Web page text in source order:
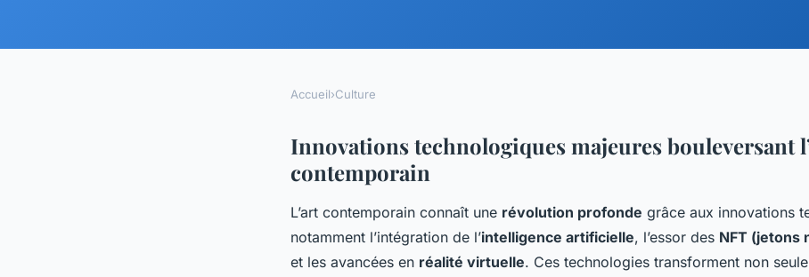
Accueil›Culture
Innovations technologiques majeures bouleversant
contemporain
L’art contemporain connaît une révolution profonde grâce aux innovations
notamment l’intégration de l’intelligence artificielle, l’essor des NFT (jetons
et les avancées en réalité virtuelle. Ces technologies transforment non